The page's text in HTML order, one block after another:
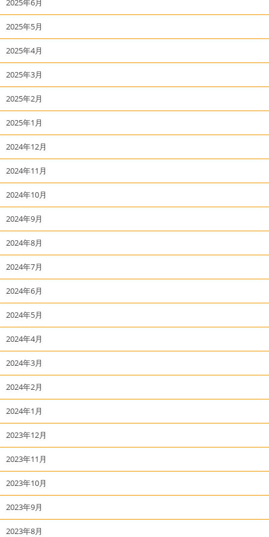
2025年6月
2025年5月
2025年4月
2025年3月
2025年2月
2025年1月
2024年12月
2024年11月
2024年10月
2024年9月
2024年8月
2024年7月
2024年6月
2024年5月
2024年4月
2024年3月
2024年2月
2024年1月
2023年12月
2023年11月
2023年10月
2023年9月
2023年8月